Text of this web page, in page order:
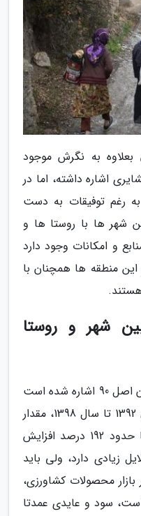
بعلاوه به نگرش موجود
اشاره داشته، اما در
رغم توفیقات به دست
شهر ها با روستا ها و
و امکانات وجود دارد
منطقه ها همچنان با
شهر و روستا
در بخشی از گزارش امروز کمیسیون اصل 90 اشاره شده است
که آمار ها نشان می دهد از سال 1392 تا سال 1398، مقدار
شکاف عایدیی بین شهر و روستا حدود 192 درصد افزایش
زیادی دارد، ولی باید
محصولات کشاورزی،
سود و عایدی عمدتا